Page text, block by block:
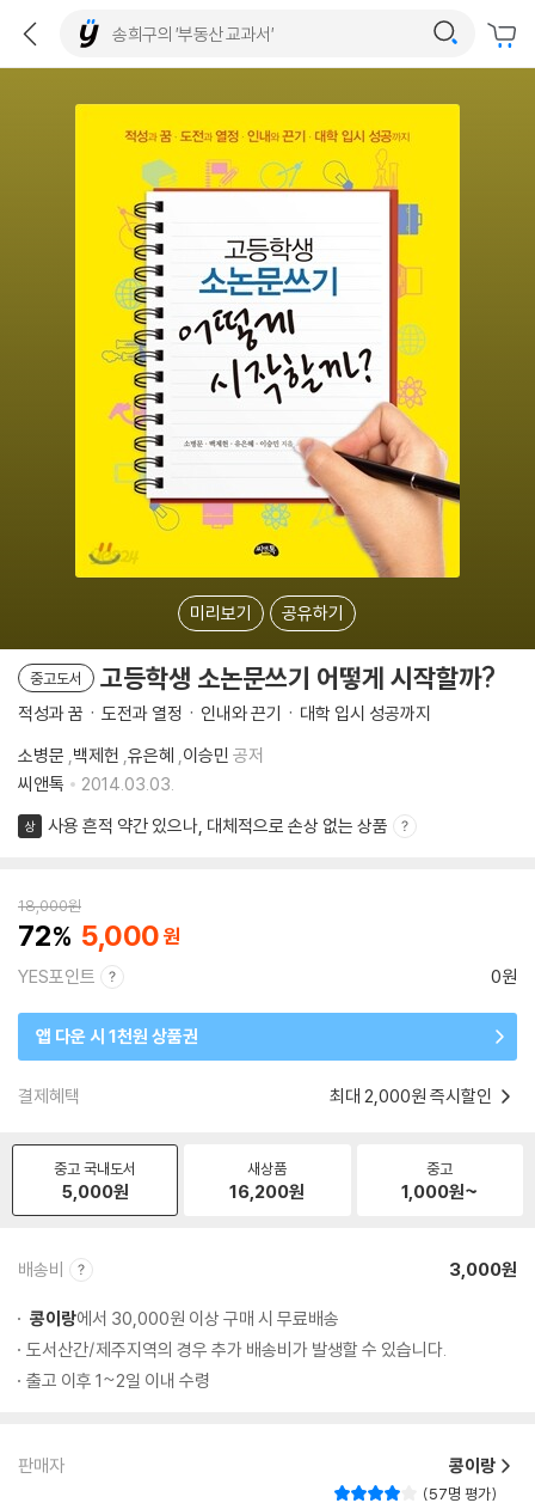
미리보기 공유하기
중고도서 고등학생 소논문쓰기 어떻게 시작할까?
적성과 꿈ㆍ도전과 열정ㆍ인내와 끈기ㆍ대학 입시 성공까지
소병문 ,백제헌 ,유은혜 ,이승민 공저
씨앤톡
2014.03.03.
상 사용 흔적 약간 있으나, 대체적으로 손상 없는 상품
18,000원
72 5,000
YES포인트 0원
앱 다운 시 1천원 상품권
결제혜택 최대 2,000원 즉시할인
중고 국내도서
5,000원
새상품
16,200원
중고
1,000원~
배송비 3,000원
콩이랑에서 30,000원 이상 구매 시 무료배송
도서산간/제주지역의 경우 추가 배송비가 발생할 수 있습니다.
출고 이후 1~2일 이내 수령
판매자 콩이랑
57명 평가